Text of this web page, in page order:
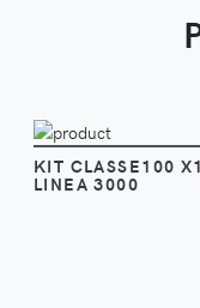
KIT CLASSE100
LINEA 3000